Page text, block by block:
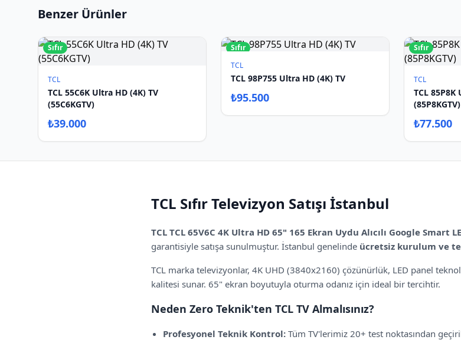
Benzer Ürünler
Sıfır
TCL
TCL 55C6K Ultra HD (4K) TV
(55C6KGTV)
₺39.000
Sıfır
TCL
TCL 98P755 Ultra HD (4K) TV
₺95.500
Sıfır
TCL
TCL 85P8K
(85P8KGTV)
₺77.500
TCL SıfırTelevizyon Satışı İstanbul
TCL TCL 65V6C 4K Ultra HD 65" 165 Ekran Uydu Alıcılı Google Smart
garantisiyle satışa sunulmuştur. İstanbul genelinde ücretsiz kurulum ve
TCL marka televizyonlar, 4K UHD (3840x2160) çözünürlük, LED panel
kalitesi sunar. 65" ekran boyutuyla oturma odanız için ideal bir tercihtir.
Neden Zero Teknik'ten TCL TV Almalısınız?
Profesyonel Teknik Kontrol: Tüm TV'lerimiz 20+ test noktasından